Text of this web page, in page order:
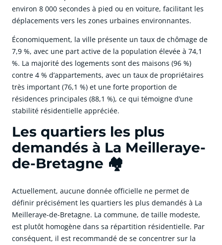
environ 8 000 secondes à pied ou en voiture, facilitant les
déplacements vers les zones urbaines environnantes.
Économiquement, la ville présente un taux de chômage de
7,9 %, avec une part active de la population élevée à 74,1
%. La majorité des logements sont des maisons (96 %)
contre 4 % d’appartements, avec un taux de propriétaires
très important (76,1 %) et une forte proportion de
résidences principales (88,1 %), ce qui témoigne d’une
stabilité résidentielle appréciée.
Les quartiers les plus
demandés à La Meilleraye-
de-Bretagne 🏘️
Actuellement, aucune donnée officielle ne permet de
définir précisément les quartiers les plus demandés à La
Meilleraye-de-Bretagne. La commune, de taille modeste,
est plutôt homogène dans sa répartition résidentielle. Par
conséquent, il est recommandé de se concentrer sur la